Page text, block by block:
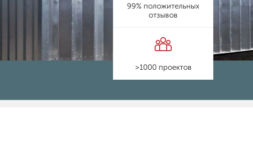
99% положительных
отзывов
>1000 проектов